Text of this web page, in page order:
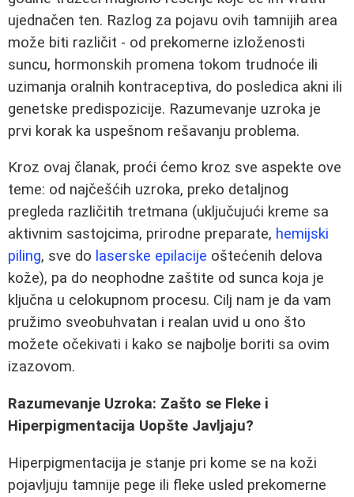
ujednačen ten. Razlog za pojavu ovih tamnijih area
može biti različit - od prekomerne izloženosti
suncu, hormonskih promena tokom trudnoće ili
uzimanja oralnih kontraceptiva, do posledica akni ili
genetske predispozicije. Razumevanje uzroka je
prvi korak ka uspešnom rešavanju problema.
Kroz ovaj članak, proći ćemo kroz sve aspekte ove
teme: od najčešćih uzroka, preko detaljnog
pregleda različitih tretmana (uključujući kreme sa
aktivnim sastojcima, prirodne preparate, hemijski
piling, sve do laserske epilacije oštećenih delova
kože), pa do neophodne zaštite od sunca koja je
ključna u celokupnom procesu. Cilj nam je da vam
pružimo sveobuhvatan i realan uvid u ono što
možete očekivati i kako se najbolje boriti sa ovim
izazovom.
Razumevanje Uzroka: Zašto se Fleke i
Hiperpigmentacija Uopšte Javljaju?
Hiperpigmentacija je stanje pri kome se na koži
pojavljuju tamnije pege ili fleke usled prekomerne